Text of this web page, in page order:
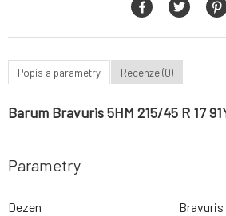
Popis a parametry Recenze (0)
Barum Bravuris 5HM 215/45 R 17
Parametry
Dezen
Bravuris